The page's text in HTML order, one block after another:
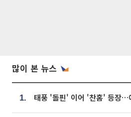
많이 본 뉴스
1.